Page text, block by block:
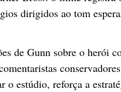
dirigidos ao tom
de Gunn sobre o herói
o estúdio, reforça a